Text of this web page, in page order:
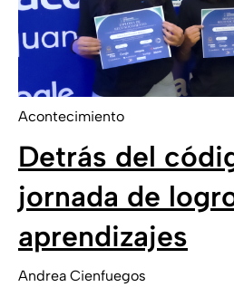
Acontecimiento
Detrás del
jornada de
aprendizajes
Andrea Cienfuegos